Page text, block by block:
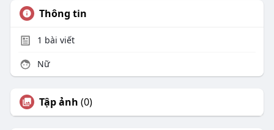
Thông tin
1 bài viết
Nữ
Tập ảnh (0)